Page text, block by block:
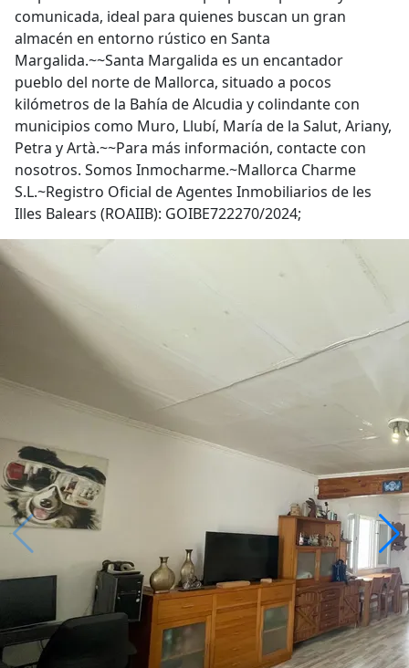
comunicada, ideal para quienes buscan un gran
almacén en entorno rústico en Santa
Margalida.~~Santa Margalida es un encantador
pueblo del norte de Mallorca, situado a pocos
kilómetros de la Bahía de Alcudia y colindante con
municipios como Muro, Llubí, María de la Salut, Ariany,
Petra y Artà.~~Para más información, contacte con
nosotros. Somos Inmocharme.~Mallorca Charme
S.L.~Registro Oficial de Agentes Inmobiliarios de les
Illes Balears (ROAIIB): GOIBE722270/2024;